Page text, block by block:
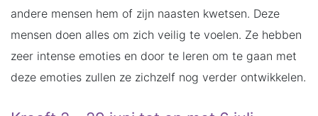
andere mensen hem of zijn naasten kwetsen. Deze
mensen doen alles om zich veilig te voelen. Ze hebben
zeer intense emoties en door te leren om te gaan met
deze emoties zullen ze zichzelf nog verder ontwikkelen.